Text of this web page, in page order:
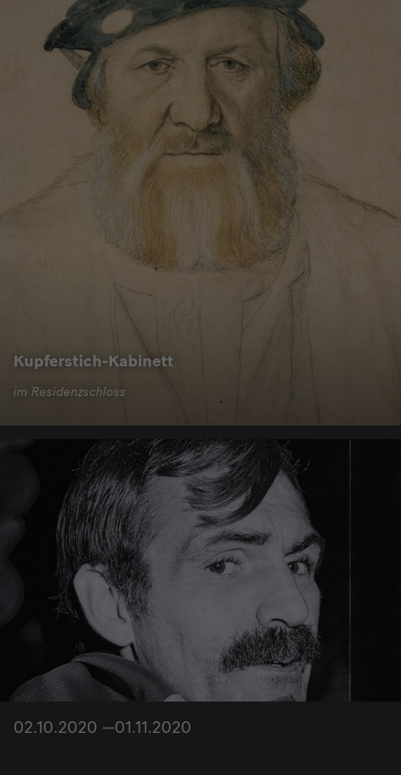
Kupferstich-Kabinett
im Residenzschloss
02.10.2020 —01.11.2020